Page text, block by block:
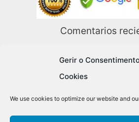
Gerir o
Cookies
We use cookies to optimize our website and
Comentarios
Staunton 6
AnónimoenTablero con Piezas y Caja